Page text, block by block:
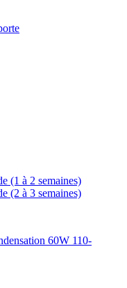
(1 à 2 semaines)
(2 à 3 semaines)